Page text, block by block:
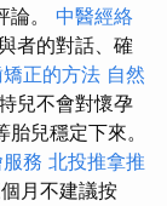
論。 中醫經絡
者的對話、確
正的方法 自然
兒不會對懷孕
兒穩定下來。
務 北投推拿推
月不建議按